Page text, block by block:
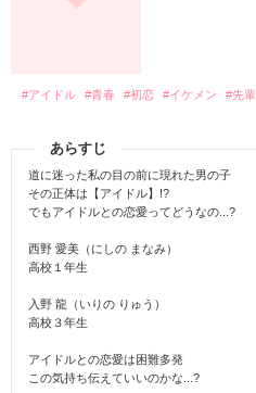
#アイドル #青春 #初恋 #イケメン #先輩
あらすじ
道に迷った私の目の前に現れた男の子
その正体は【アイドル】!?
でもアイドルとの恋愛ってどうなの...?
西野 愛美（にしの まなみ）
高校１年生
入野 龍（いりの りゅう）
高校３年生
アイドルとの恋愛は困難多発
この気持ち伝えていいのかな...?